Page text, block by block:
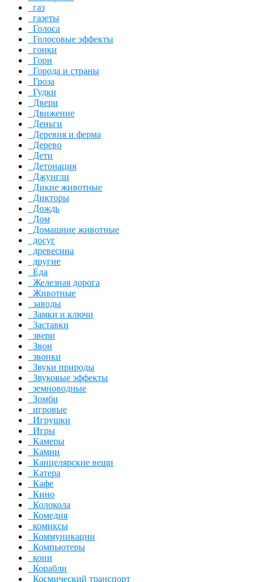
газ
газеты
Голоса
Голосовые эффекты
гонки
Горн
Города и страны
Гроза
Гудки
Двери
Движение
Деньги
Деревня и ферма
Дерево
Дети
Детонация
Джунгли
Дикие животные
Дикторы
Дождь
Дом
Домашние животные
досуг
древесина
другие
Еда
Железная дорога
Животные
заводы
Замки и ключи
Заставки
звери
Звон
звонки
Звуки природы
Звуковые эффекты
земноводные
Зомби
игровые
Игрушки
Игры
Камеры
Камни
Канцелярские вещи
Катера
Кафе
Кино
Колокола
Комедия
комиксы
Коммуникации
Компьютеры
кони
Корабли
Космический транспорт